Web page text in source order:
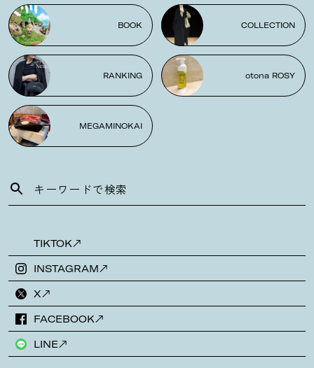
BOOK COLLECTION
RANKING otona ROSY
MEGAMINOKAI
TIKTOK
INSTAGRAM
X
FACEBOOK
LINE